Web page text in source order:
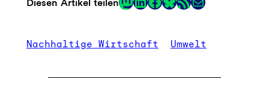
Link
Nachhaltige Wirtschaft Umwelt